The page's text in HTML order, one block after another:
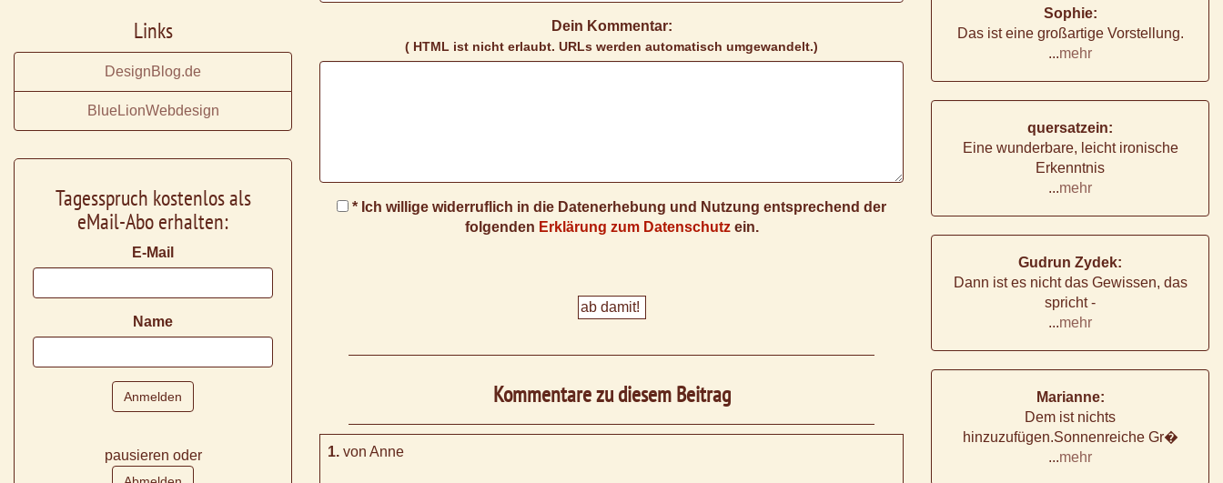
Dein Kommentar:
( HTML ist nicht erlaubt. URLs werden automatisch umgewandelt.)
* Ich willige widerruflich in die Datenerhebung und Nutzung entsprechend der
folgenden Erklärung zum Datenschutzein.
Kommentare zu diesem Beitrag
1. von Anne
Links
DesignBlog.de
BlueLionWebdesign
Tagesspruch kostenlos als
eMail-Abo erhalten:
E-Mail
Name
pausieren oder
Sophie:
Das ist eine großartige Vorstellung.
...mehr
quersatzein:
Eine wunderbare, leicht ironische
Erkenntnis
...mehr
Gudrun Zydek:
Dann ist es nicht das Gewissen, das
spricht -
...mehr
Marianne:
Dem ist nichts
hinzuzufügen.Sonnenreiche Gr�
...mehr